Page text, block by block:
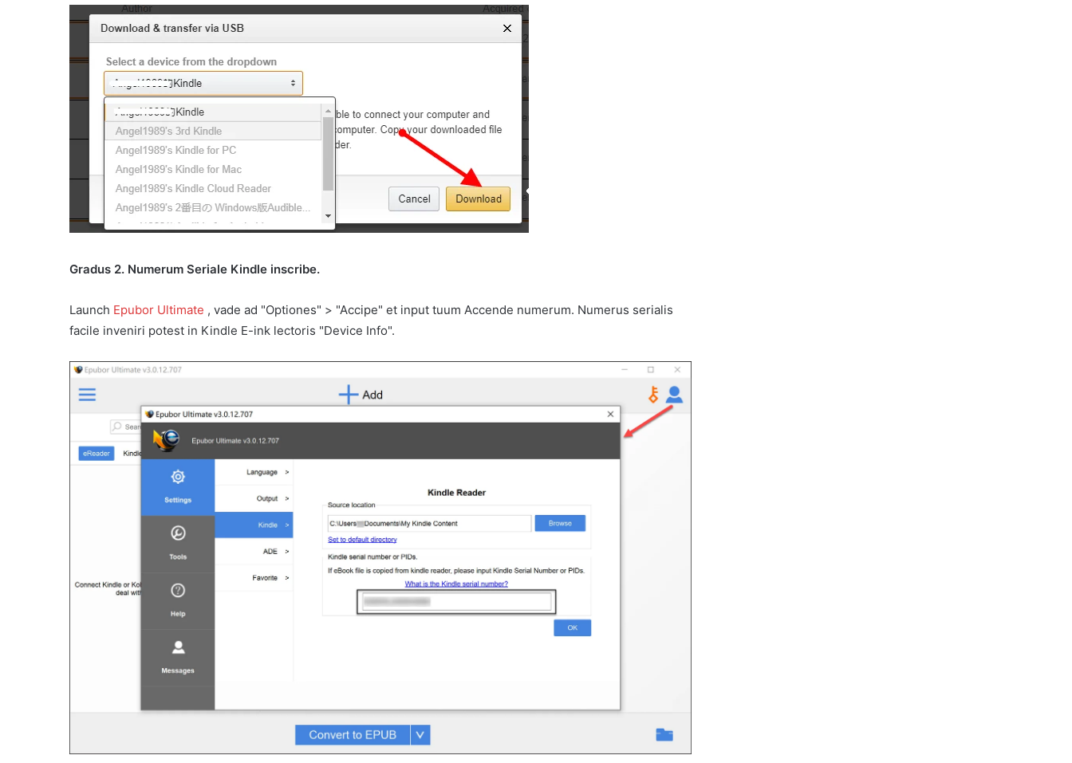
Gradus 2. Numerum Seriale Kindle inscribe.
Launch Epubor Ultimate , vade ad "Optiones" > "Accipe" et input tuum Accende numerum. Numerus serialis
facile inveniri potest in Kindle E-ink lectoris "Device Info".